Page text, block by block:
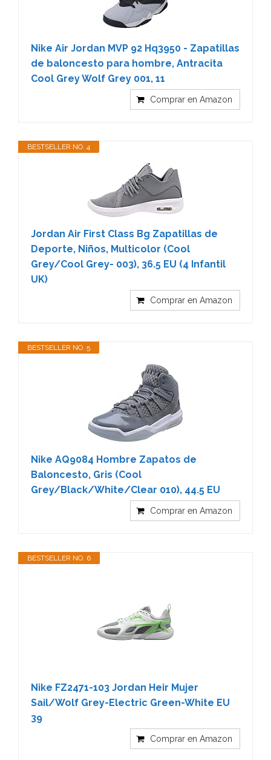
Nike Air Jordan MVP 92 Hq3950 - Zapatillas
de baloncesto para hombre, Antracita
Cool Grey Wolf Grey 001, 11
Comprar en Amazon
BESTSELLER NO. 4
Jordan Air First Class Bg Zapatillas de
Deporte, Niños, Multicolor (Cool
Grey/Cool Grey- 003), 36.5 EU (4 Infantil
UK)
Comprar en Amazon
BESTSELLER NO. 5
Nike AQ9084 Hombre Zapatos de
Baloncesto, Gris (Cool
Grey/Black/White/Clear 010), 44.5 EU
Comprar en Amazon
BESTSELLER NO. 6
Nike FZ2471-103 Jordan Heir Mujer
Sail/Wolf Grey-Electric Green-White EU
39
Comprar en Amazon